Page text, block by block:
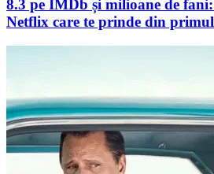
8.3 pe IMDb și milioane de
Netflix care te prinde din